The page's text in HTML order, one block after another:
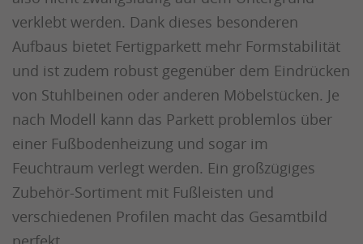
verklebt werden. Dank dieses besonderen
Aufbaus bietet Fertigparkett mehr Formstabilität
und ist zudem robust gegenüber dem Eindrücken
von Stuhlbeinen oder anderen Möbelstücken. Je
nach Modell kann das Parkett problemlos über
einer Fußbodenheizung und sogar im
Feuchtraum verlegt werden. Ein großzügiges
Zubehör-Sortiment mit Fußleisten und
verschiedenen Profilen macht das Gesamtbild